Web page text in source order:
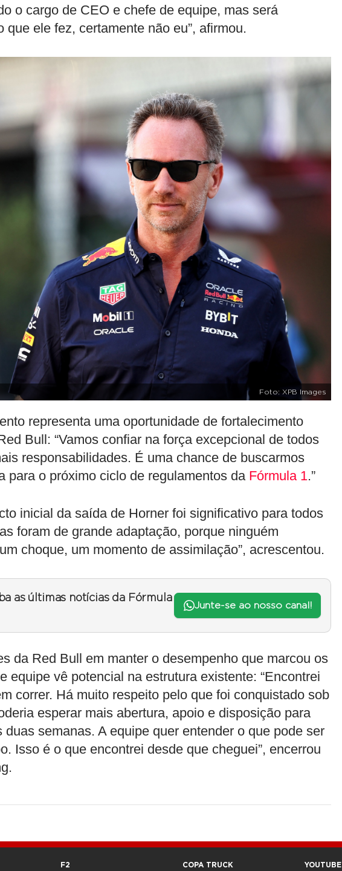
o cargo de CEO e chefe de equipe, mas será
ele fez, certamente não eu”, afirmou.
Foto: XPB Images
representa uma oportunidade de fortalecimento
Bull: “Vamos confiar na força excepcional de todos
responsabilidades. É uma chance de buscarmos
para o próximo ciclo de regulamentos da Fórmula 1.”
inicial da saída de Horner foi significativo para todos
foram de grande adaptação, porque ninguém
choque, um momento de assimilação”, acrescentou.
as últimas notícias da Fórmula
Junte-se ao nosso canal!
da Red Bull em manter o desempenho que marcou os
equipe vê potencial na estrutura existente: “Encontrei
correr. Há muito respeito pelo que foi conquistado sob
esperar mais abertura, apoio e disposição para
semanas. A equipe quer entender o que pode ser
Isso é o que encontrei desde que cheguei”, encerrou
F2 COPA TRUCK YOUTUBE